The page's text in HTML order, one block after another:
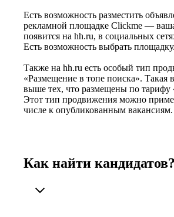
Есть возможность разместить
рекламной площадке Clickme —
появится на hh.ru, в социальных
Есть возможность выбрать площадку.
Также на hh.ru есть особый тип
«Размещение в топе поиска». Такая
выше тех, что размещены по
Этот тип продвижения можно
числе к опубликованным вакансиям.
Как найти кандидатов?